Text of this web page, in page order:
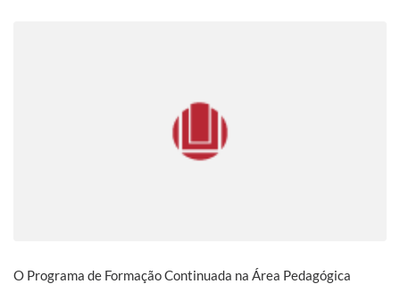
O Programa de Formação Continuada na Área Pedagógica